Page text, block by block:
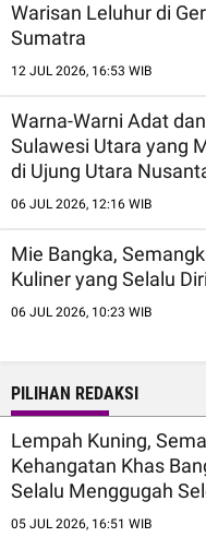
Warisan Leluhur di
Sumatra
12 JUL 2026, 16:53 WIB
Warna-Warni Adat
Sulawesi Utara yang
di Ujung Utara
06 JUL 2026, 12:16 WIB
Mie Bangka,
Kuliner yang Selalu
06 JUL 2026, 10:23 WIB
PILIHAN REDAKSI
Lempah Kuning,
Kehangatan Khas
Selalu Menggugah
05 JUL 2026, 16:51 WIB